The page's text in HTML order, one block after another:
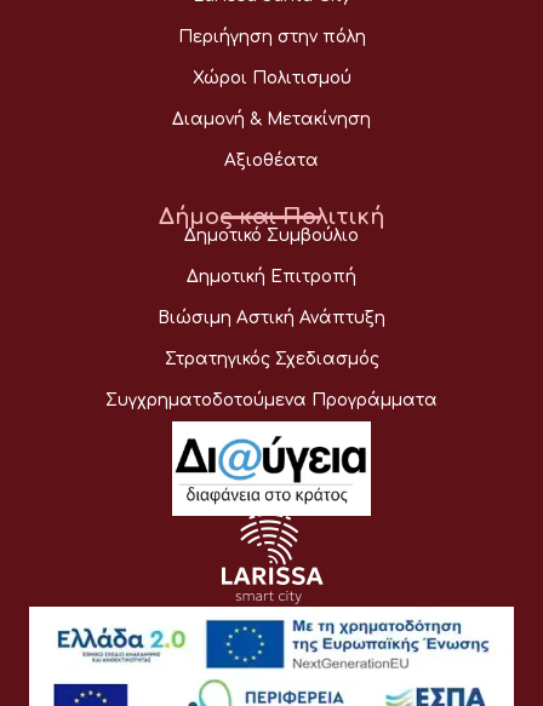
Περιήγηση στην πόλη
Χώροι Πολιτισμού
Διαμονή & Μετακίνηση
Αξιοθέατα
Δήμος και Πολιτική
Δημοτικό Συμβούλιο
Δημοτική Επιτροπή
Βιώσιμη Αστική Ανάπτυξη
Στρατηγικός Σχεδιασμός
Συγχρηματοδοτούμενα Προγράμματα